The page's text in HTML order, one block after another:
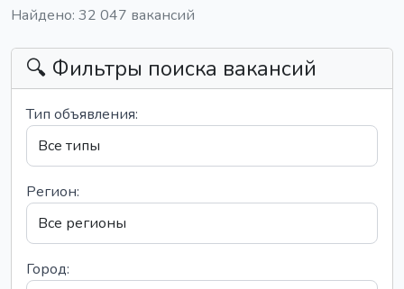
Найдено: 32 047 вакансий
🔍 Фильтры поиска вакансий
Тип объявления:
Регион:
Город: